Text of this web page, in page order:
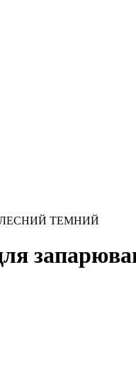
ТІЛЕСНИЙ ТЕМНИЙ